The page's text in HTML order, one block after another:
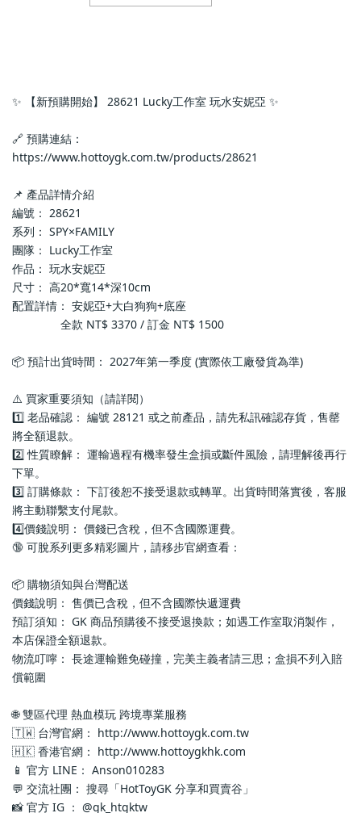
✨ 【新預購開始】 28621 Lucky工作室 玩水安妮亞 ✨
🔗 預購連結：
https://www.hottoygk.com.tw/products/28621
📌 產品詳情介紹
編號： 28621
系列： SPY×FAMILY
團隊： Lucky工作室
作品： 玩水安妮亞
尺寸： 高20*寬14*深10cm
配置詳情： 安妮亞+大白狗狗+底座
全款 NT$ 3370 / 訂金 NT$ 1500
📦 預計出貨時間： 2027年第一季度 (實際依工廠發貨為準)
⚠️ 買家重要須知（請詳閱）
1️⃣ 老品確認： 編號 28121 或之前產品，請先私訊確認存貨，售罄
將全額退款。
2️⃣ 性質瞭解： 運輸過程有機率發生盒損或斷件風險，請理解後再行
下單。
3️⃣ 訂購條款： 下訂後恕不接受退款或轉單。出貨時間落實後，客服
將主動聯繫支付尾款。
4️⃣價錢說明： 價錢已含稅，但不含國際運費。
🔞 可脫系列更多精彩圖片，請移步官網查看：
📦 購物須知與台灣配送
價錢說明： 售價已含稅，但不含國際快遞運費
預訂須知： GK 商品預購後不接受退換款；如遇工作室取消製作，
本店保證全額退款。
物流叮嚀： 長途運輸難免碰撞，完美主義者請三思；盒損不列入賠
償範圍
🌐 雙區代理 熱血模玩 跨境專業服務
🇹🇼 台灣官網： http://www.hottoygk.com.tw
🇭🇰 香港官網： http://www.hottoygkhk.com
📱 官方 LINE： Anson010283
💬 交流社團： 搜尋「HotToyGK 分享和買賣谷」
📸 官方 IG ： @gk_htgktw